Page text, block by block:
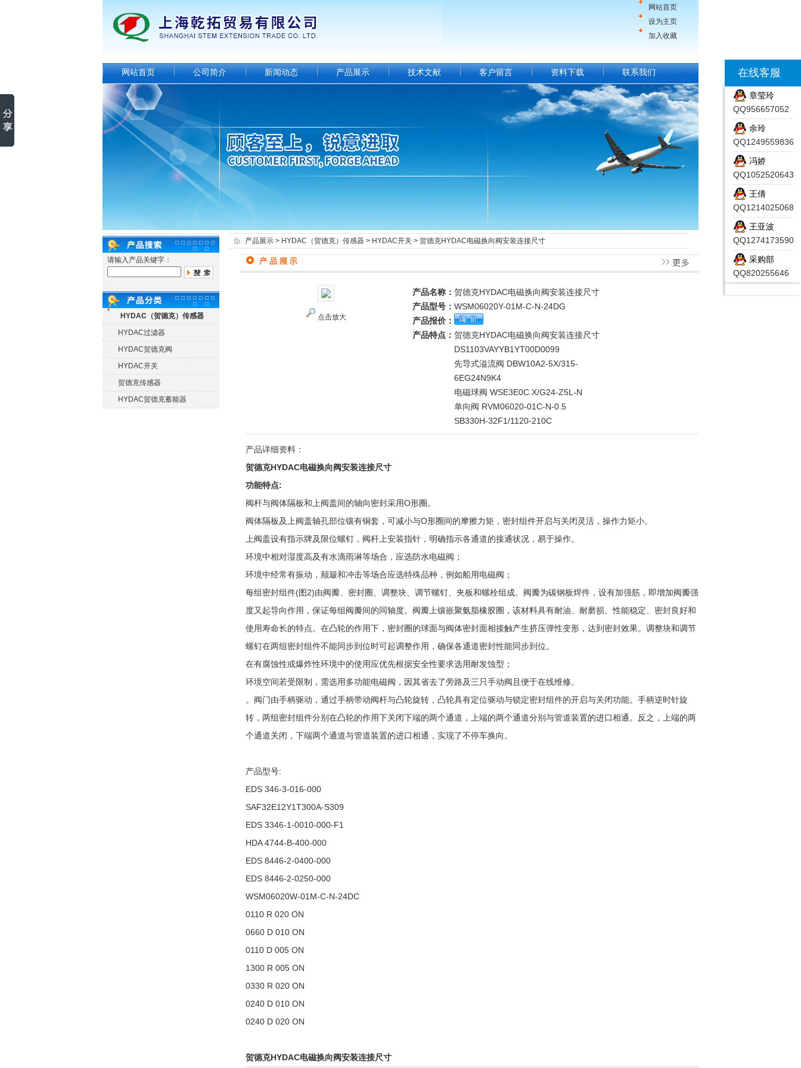
网站首页
设为主页
加入收藏
在线客服
章莹玲
QQ956657052
余玲
QQ1249559836
冯娇
QQ1052520643
王倩
QQ1214025068
王亚波
QQ1274173590
采购部
QQ820255646
网站首页 公司简介 新闻动态 产品展示 技术文献 客户留言 资料下载 联系我们
请输入产品关键字：
HYDAC（贺德克）传感器
HYDAC过滤器
HYDAC贺德克阀
HYDAC开关
贺德克传感器
HYDAC贺德克蓄能器
产品展示 > HYDAC（贺德克）传感器 > HYDAC开关 > 贺德克HYDAC电磁换向阀安装连接尺寸
点击放大
产品名称： 贺德克HYDAC电磁换向阀安装连接尺寸
产品型号： WSM06020Y-01M-C-N-24DG
产品报价：
产品特点： 贺德克HYDAC电磁换向阀安装连接尺寸
DS1103VAYYB1YT00D0099
先导式溢流阀 DBW10A2-5X/315-
6EG24N9K4
电磁球阀 WSE3E0C.X/G24-Z5L-N
单向阀 RVM06020-01C-N-0.5
SB330H-32F1/1120-210C
产品详细资料：
贺德克HYDAC电磁换向阀安装连接尺寸
功能特点:
阀杆与阀体隔板和上阀盖间的轴向密封采用O形圈。
阀体隔板及上阀盖轴孔部位镶有铜套，可减小与O形圈间的摩擦力矩，密封组件开启与关闭灵活，操作力矩小。
上阀盖设有指示牌及限位螺钉，阀杆上安装指针，明确指示各通道的接通状况，易于操作。
环境中相对湿度高及有水滴雨淋等场合，应选防水电磁阀；
环境中经常有振动，颠簸和冲击等场合应选特殊品种，例如船用电磁阀；
每组密封组件(图2)由阀瓣、密封圈、调整块、调节螺钉、夹板和螺栓组成。阀瓣为碳钢板焊件，设有加强筋，即增加阀瓣强
度又起导向作用，保证每组阀瓣间的同轴度。阀瓣上镶嵌聚氨脂橡胶圈，该材料具有耐油、耐磨损、性能稳定、密封良好和
使用寿命长的特点。在凸轮的作用下，密封圈的球面与阀体密封面相接触产生挤压弹性变形，达到密封效果。调整块和调节
螺钉在两组密封组件不能同步到位时可起调整作用，确保各通道密封性能同步到位。
在有腐蚀性或爆炸性环境中的使用应优先根据安全性要求选用耐发蚀型；
环境空间若受限制，需选用多功能电磁阀，因其省去了旁路及三只手动阀且便于在线维修。
。阀门由手柄驱动，通过手柄带动阀杆与凸轮旋转，凸轮具有定位驱动与锁定密封组件的开启与关闭功能。手柄逆时针旋
转，两组密封组件分别在凸轮的作用下关闭下端的两个通道，上端的两个通道分别与管道装置的进口相通。反之，上端的两
个通道关闭，下端两个通道与管道装置的进口相通，实现了不停车换向。
产品型号:
EDS 346-3-016-000
SAF32E12Y1T300A-S309
EDS 3346-1-0010-000-F1
HDA 4744-B-400-000
EDS 8446-2-0400-000
EDS 8446-2-0250-000
WSM06020W-01M-C-N-24DC
0110 R 020 ON
0660 D 010 ON
0110 D 005 ON
1300 R 005 ON
0330 R 020 ON
0240 D 010 ON
0240 D 020 ON
贺德克HYDAC电磁换向阀安装连接尺寸